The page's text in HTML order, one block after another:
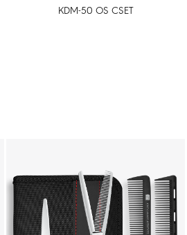
KDM-50 OS CSET